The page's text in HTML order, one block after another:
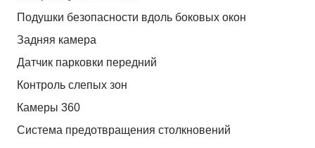
Подушки безопасности вдоль боковых окон
Задняя камера
Датчик парковки передний
Контроль слепых зон
Камеры 360
Система предотвращения столкновений